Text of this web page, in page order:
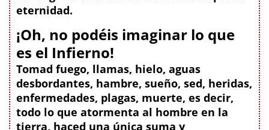
eternidad.
¡Oh, no podéis imaginar lo que
es el Infierno!
Tomad fuego, llamas, hielo, aguas
desbordantes, hambre, sueño, sed, heridas,
enfermedades, plagas, muerte, es decir,
todo lo que atormenta al hombre en la
tierra, haced una única suma y